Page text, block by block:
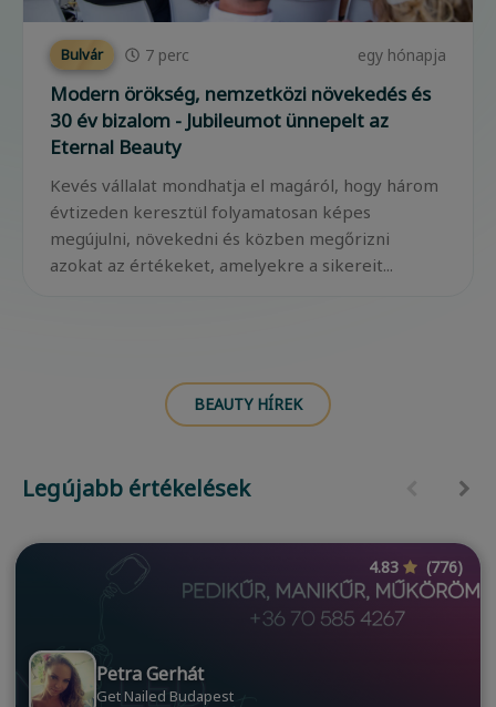
Bulvár 7 perc egy hónapja
Modern örökség, nemzetközi növekedés és
30 év bizalom - Jubileumot ünnepelt az
Eternal Beauty
Kevés vállalat mondhatja el magáról, hogy három
évtizeden keresztül folyamatosan képes
megújulni, növekedni és közben megőrizni
azokat az értékeket, amelyekre a sikereit...
BEAUTY HÍREK
Legújabb értékelések
4.83 (776)
Petra Gerhát
Get Nailed Budapest